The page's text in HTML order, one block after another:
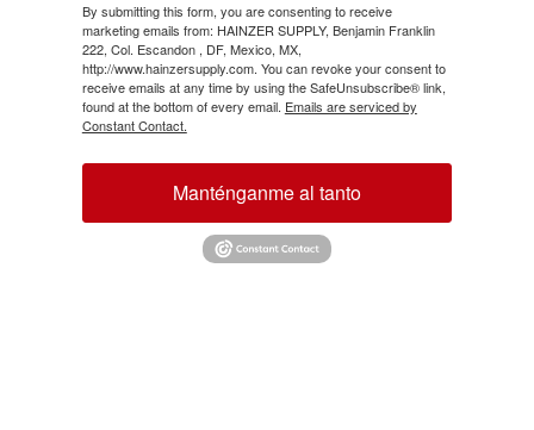
By submitting this form, you are consenting to receive
marketing emails from: HAINZER SUPPLY, Benjamin Franklin
222, Col. Escandon , DF, Mexico, MX,
http://www.hainzersupply.com. You can revoke your consent to
receive emails at any time by using the SafeUnsubscribe® link,
found at the bottom of every email. Emails are serviced by
Constant Contact.
Manténganme al tanto